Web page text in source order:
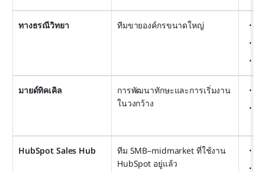
ทางธรณีวิทยา ทีมขายองค์กรขนาดใหญ่
มายด์ทิคเคิล
การพัฒนาทักษะและการเริ่มงาน
ในวงกว้าง
HubSpot Sales Hub
ทีม SMB–midmarket ที่ใช้งาน
HubSpot อยู่แล้ว